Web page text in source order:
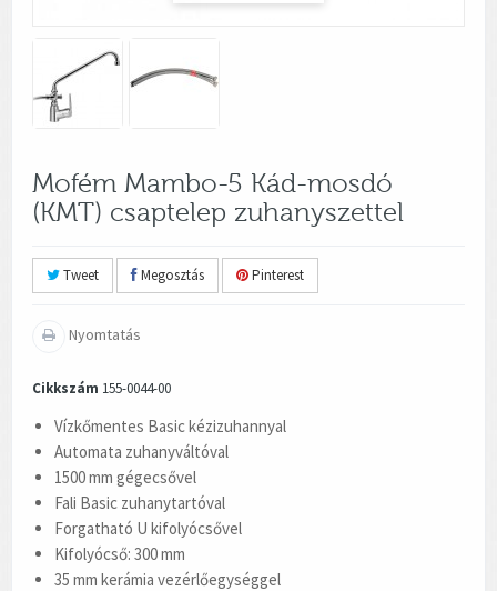
Mofém Mambo-5 Kád-mosdó
(KMT) csaptelep zuhanyszettel
Tweet Megosztás Pinterest
Nyomtatás
Cikkszám 155-0044-00
Vízkőmentes Basic kézizuhannyal
Automata zuhanyváltóval
1500 mm gégecsővel
Fali Basic zuhanytartóval
Forgatható U kifolyócsővel
Kifolyócső: 300 mm
35 mm kerámia vezérlőegységgel